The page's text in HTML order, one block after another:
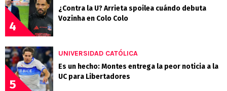
4
¿Contra la U? Arrieta spoilea cuándo debuta
Vozinha en Colo Colo
5
UNIVERSIDAD CATÓLICA
Es un hecho: Montes entrega la peor noticia a la
UC para Libertadores